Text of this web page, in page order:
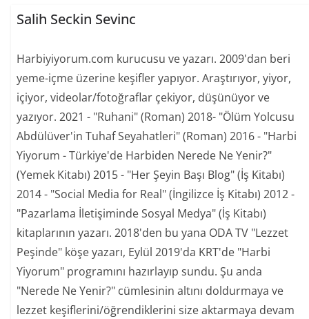
Salih Seckin Sevinc
Harbiyiyorum.com kurucusu ve yazarı. 2009'dan beri
yeme-içme üzerine keşifler yapıyor. Araştırıyor, yiyor,
içiyor, videolar/fotoğraflar çekiyor, düşünüyor ve
yazıyor. 2021 - "Ruhani" (Roman) 2018- "Ölüm Yolcusu
Abdülüver'in Tuhaf Seyahatleri" (Roman) 2016 - "Harbi
Yiyorum - Türkiye'de Harbiden Nerede Ne Yenir?"
(Yemek Kitabı) 2015 - "Her Şeyin Başı Blog" (İş Kitabı)
2014 - "Social Media for Real" (İngilizce İş Kitabı) 2012 -
"Pazarlama İletişiminde Sosyal Medya" (İş Kitabı)
kitaplarının yazarı. 2018'den bu yana ODA TV "Lezzet
Peşinde" köşe yazarı, Eylül 2019'da KRT'de "Harbi
Yiyorum" programını hazırlayıp sundu. Şu anda
"Nerede Ne Yenir?" cümlesinin altını doldurmaya ve
lezzet keşiflerini/öğrendiklerini size aktarmaya devam